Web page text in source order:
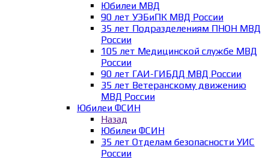
Юбилеи МВД
90 лет УЭБиПК МВД России
35 лет Подразделениям ПНОН МВД
России
105 лет Медицинской службе МВД
России
90 лет ГАИ-ГИБДД МВД России
35 лет Ветеранскому движению
МВД России
Юбилеи ФСИН
Назад
Юбилеи ФСИН
35 лет Отделам безопасности УИС
России